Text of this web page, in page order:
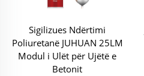
Sigilizues Ndërtimi
Poliuretanë JUHUAN 25LM
Modul i Ulët për Ujëtë e
Betonit